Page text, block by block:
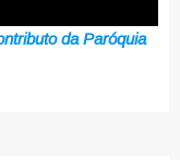
da Paróquia